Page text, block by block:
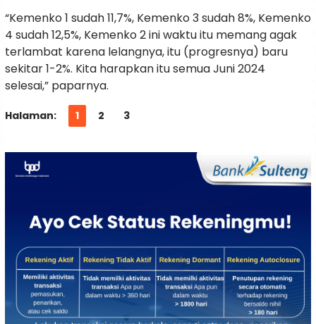
“Kemenko 1 sudah 11,7%, Kemenko 3 sudah 8%, Kemenko
4 sudah 12,5%, Kemenko 2 ini waktu itu memang agak
terlambat karena lelangnya, itu (progresnya) baru
sekitar 1-2%. Kita harapkan itu semua Juni 2024
selesai,” paparnya.
Halaman: 1 2 3